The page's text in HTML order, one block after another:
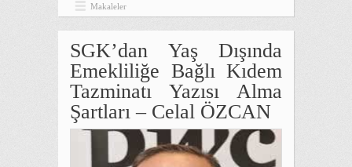
Makaleler
SGK’dan Yaş Dışında
Emekliliğe Bağlı Kıdem
Tazminatı Yazısı Alma
Şartları – Celal ÖZCAN